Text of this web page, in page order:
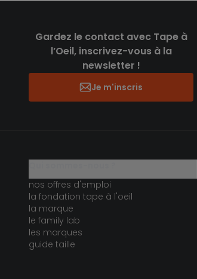
Gardez le contact avec Tape à
l’Oeil, inscrivez-vous à la
newsletter !
Je m'inscris
nos offres d'emploi
la fondation tape à l'oeil
la marque
le family lab
les marques
guide taille